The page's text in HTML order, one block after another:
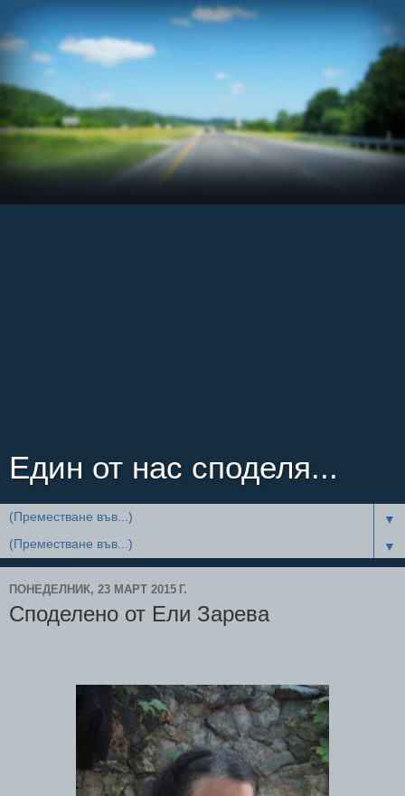
Един от нас споделя...
▼
▼
ПОНЕДЕЛНИК, 23 МАРТ 2015 Г.
Споделено от Ели Зарева